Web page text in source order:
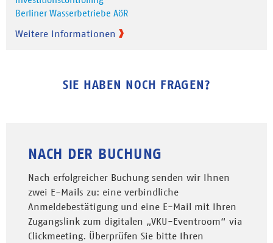
Berliner Wasserbetriebe AöR
Weitere Informationen
SIE HABEN NOCH FRAGEN?
NACH DER BUCHUNG
Nach erfolgreicher Buchung senden wir Ihnen
zwei E-Mails zu: eine verbindliche
Anmeldebestätigung und eine E-Mail mit Ihren
Zugangslink zum digitalen „VKU-Eventroom“ via
Clickmeeting. Überprüfen Sie bitte Ihren